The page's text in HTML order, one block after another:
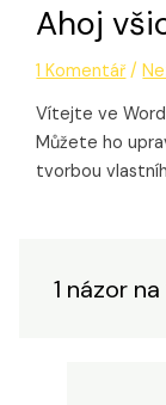
Ahoj
1 Komentář /
Vítejte ve
Můžete ho
tvorbou
1 názor